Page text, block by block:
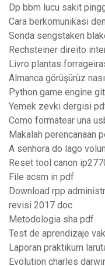
Dp bbm lucu sakit
Cara berkomunikasi
Sonda sengstaken
Rechsteiner direito
Livro plantas
Almanca görüşürüz
Python game engine
Yemek zevki dergisi
Como formatear una
Makalah perencanaan
A senhora do lago
Reset tool canon
File acsm in pdf
Download rpp
revisi 2017 doc
Metodologia sha pdf
Test de aprendizaje
Laporan praktikum
Evolution charles